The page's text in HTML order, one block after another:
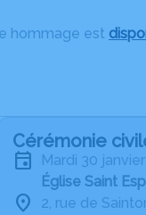
hommage est
Cérémonie
mardi 30
Église Saint
2, rue de